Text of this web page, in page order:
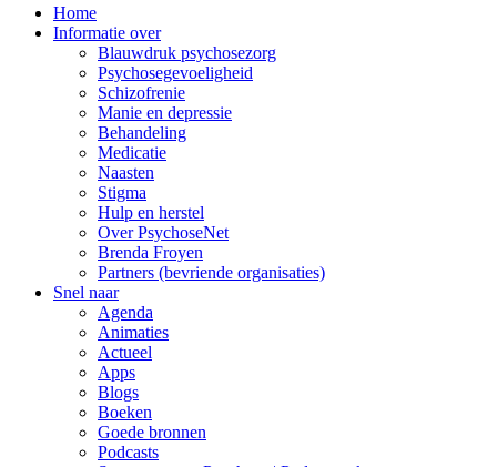
Main
Navigation
Home
Informatie over
Blauwdruk psychosezorg
Psychosegevoeligheid
Schizofrenie
Manie en depressie
Behandeling
Medicatie
Naasten
Stigma
Hulp en herstel
Over PsychoseNet
Brenda Froyen
Partners (bevriende organisaties)
Snel naar
Agenda
Animaties
Actueel
Apps
Blogs
Boeken
Goede bronnen
Podcasts